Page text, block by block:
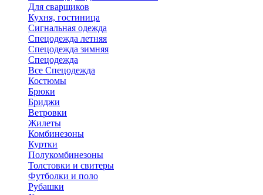
Для сварщиков
Кухня, гостиница
Сигнальная одежда
Спецодежда летняя
Спецодежда зимняя
Спецодежда
Все Спецодежда
Костюмы
Брюки
Бриджи
Ветровки
Жилеты
Комбинезоны
Куртки
Полукомбинезоны
Толстовки и свитеры
Футболки и поло
Рубашки